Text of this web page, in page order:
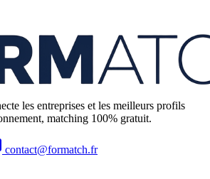
les entreprises et les meilleurs profils
matching 100% gratuit.
contact@formatch.fr